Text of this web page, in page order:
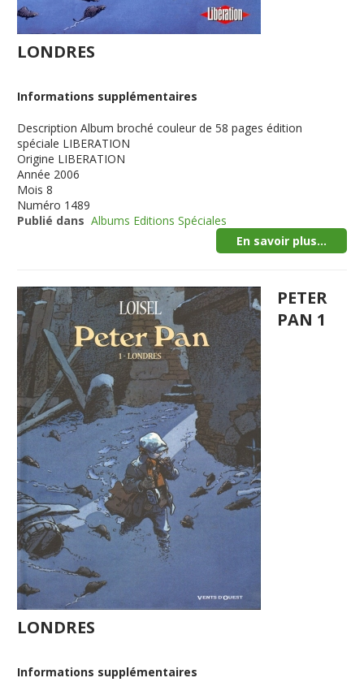
LONDRES
Informations supplémentaires
Description Album broché couleur de 58 pages édition
spéciale LIBERATION
Origine LIBERATION
Année 2006
Mois 8
Numéro 1489
Publié dans Albums Editions Spéciales
En savoir plus...
PETER
PAN 1
LONDRES
Informations supplémentaires